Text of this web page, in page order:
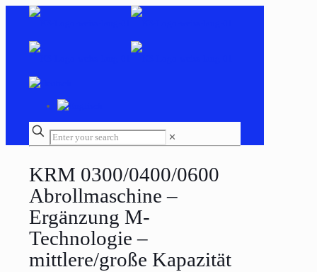
✕
KRM 0300/0400/0600
Abrollmaschine –
Ergänzung M-
Technologie –
mittlere/große Kapazität